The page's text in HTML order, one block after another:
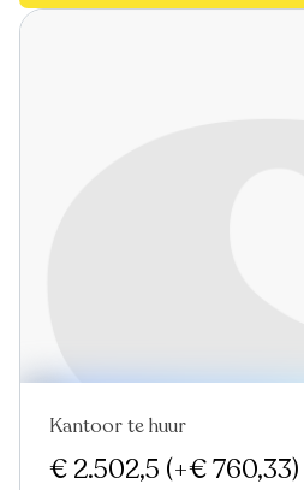
Nieuw
Kantoor te huur
€ 2.502,5 (+€ 760,33)